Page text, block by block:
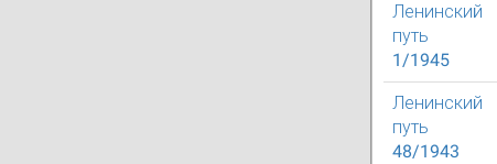
Ленинский
путь
1/1945
Ленинский
путь
48/1943